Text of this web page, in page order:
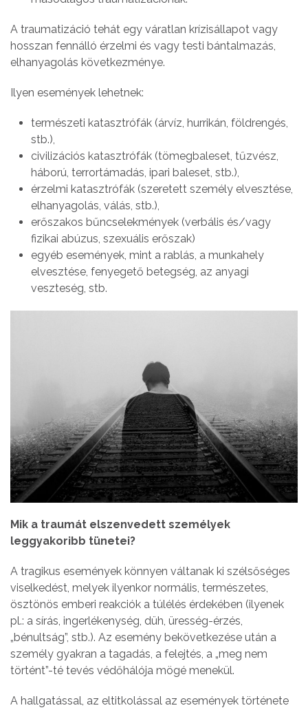
A traumatizáció tehát egy váratlan krízisállapot vagy
hosszan fennálló érzelmi és vagy testi bántalmazás,
elhanyagolás következménye.
Ilyen események lehetnek:
természeti katasztrófák (árvíz, hurrikán, földrengés,
stb.),
civilizációs katasztrófák (tömegbaleset, tűzvész,
háború, terrortámadás, ipari baleset, stb.),
érzelmi katasztrófák (szeretett személy elvesztése,
elhanyagolás, válás, stb.),
erőszakos bűncselekmények (verbális és/vagy
fizikai abúzus, szexuális erőszak)
egyéb események, mint a rablás, a munkahely
elvesztése, fenyegető betegség, az anyagi
veszteség, stb.
Mik a traumát elszenvedett személyek
leggyakoribb tünetei?
A tragikus események könnyen váltanak ki szélsőséges
viselkedést, melyek ilyenkor normális, természetes,
ösztönös emberi reakciók a túlélés érdekében (ilyenek
pl.: a sírás, ingerlékenység, düh, üresség-érzés,
„bénultság”, stb.). Az esemény bekövetkezése után a
személy gyakran a tagadás, a felejtés, a „meg nem
történt”-té tevés védőhálója mögé menekül.
A hallgatással, az eltitkolással az események története